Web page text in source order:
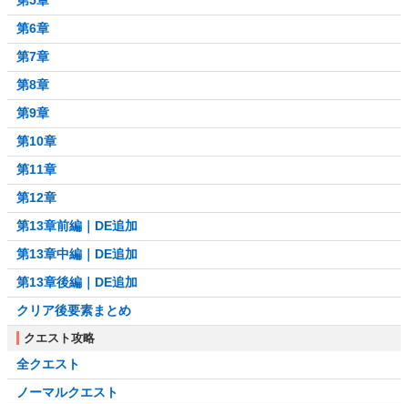
第6章
第7章
第8章
第9章
第10章
第11章
第12章
第13章前編｜DE追加
第13章中編｜DE追加
第13章後編｜DE追加
クリア後要素まとめ
クエスト攻略
全クエスト
ノーマルクエスト